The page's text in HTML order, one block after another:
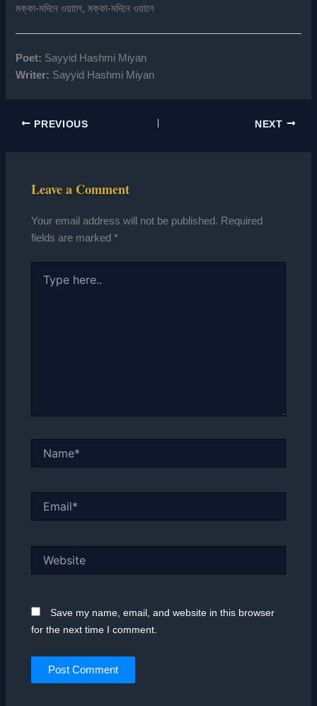
মক্কা-মদিনে ওয়ালে, মক্কা-মদিনে ওয়ালে
Poet: Sayyid Hashmi Miyan
Writer: Sayyid Hashmi Miyan
PREVIOUS NEXT
Leave a Comment
Your email address will not be published. Required
fields are marked*
here..
Save my name, email, and website in this browser
for the next time I comment.